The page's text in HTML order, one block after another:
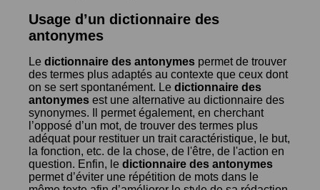
Usage d’un dictionnaire des
antonymes
Le dictionnaire des antonymes permet de trouver
des termes plus adaptés au contexte que ceux dont
on se sert spontanément. Le dictionnaire des
antonymes est une alternative au dictionnaire des
synonymes. Il permet également, en cherchant
l’opposé d’un mot, de trouver des termes plus
adéquat pour restituer un trait caractéristique, le but,
la fonction, etc. de la chose, de l'être, de l'action en
question. Enfin, le dictionnaire des antonymes
permet d’éviter une répétition de mots dans le